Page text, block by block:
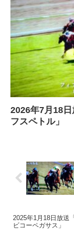
2026年7月18
フスペトル」
2025年1月18日放送
ビコーペガサス」